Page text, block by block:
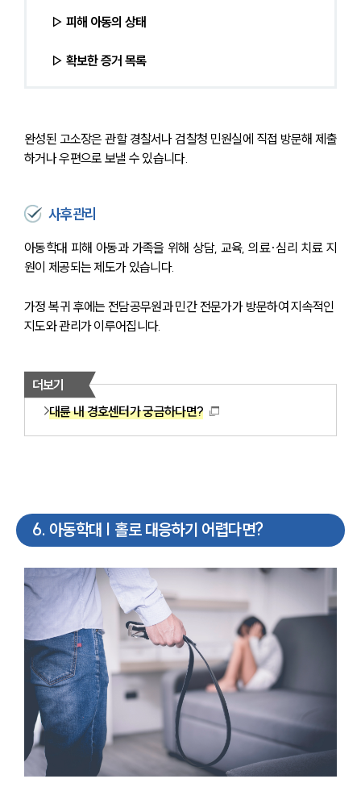
▷ 피해 아동의 상태
▷ 확보한 증거 목록
완성된 고소장은 관할 경찰서나 검찰청 민원실에 직접 방문해 제출
하거나 우편으로 보낼 수 있습니다.
사후관리
아동학대 피해 아동과 가족을 위해 상담, 교육, 의료·심리 치료 지
원이 제공되는 제도가 있습니다.
가정 복귀 후에는 전담공무원과 민간 전문가가 방문하여 지속적인
지도와 관리가 이루어집니다.
더보기
대륜 내 경호센터가 궁금하다면?
6. 아동학대 | 홀로 대응하기 어렵다면?